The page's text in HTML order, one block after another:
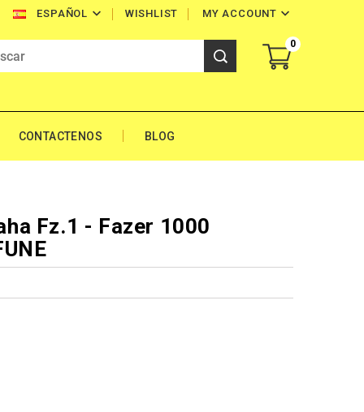
ESPAÑOL  MY ACCOUNT 
WISHLIST
0
CONTACTENOS BLOG
Fz.1 - Fazer 1000